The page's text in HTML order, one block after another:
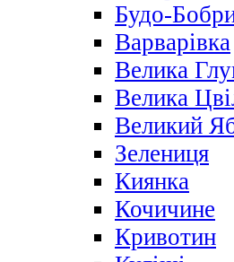
Будо-
Варварівка
Велика
Велика
Великий
Зелениця
Киянка
Кочичине
Кривотин